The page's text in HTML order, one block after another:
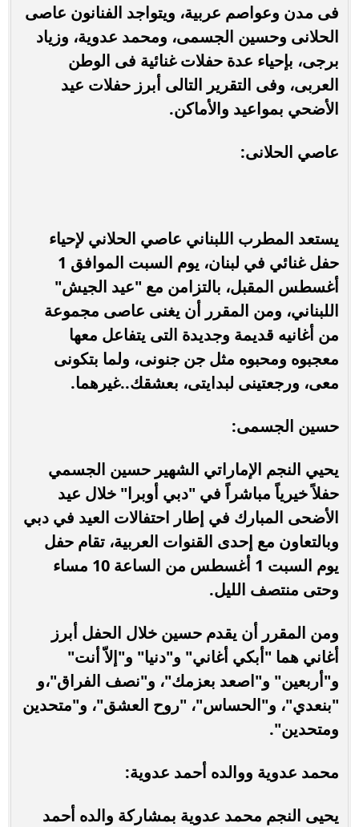
فى مدن وعواصم عربية، ويتواجد الفنانون عاصى
الحلانى وحسين الجسمى، ومحمد عدوية، وزياد
برجى، بإحياء عدة حفلات غنائية فى الوطن
العربى، وفى التقرير التالى أبرز حفلات عيد
الأضحي بمواعيد والأماكن.
عاصي الحلانى:
يستعد المطرب اللبناني عاصي الحلاني لإحياء
حفل غنائي في لبنان، يوم السبت الموافق 1
أغسطس المقبل، بالتزامن مع "عيد الجيش"
اللبناني، ومن المقرر أن يغنى عاصى مجموعة
من أغانيه قديمة وجديدة التى يتفاعل معها
معجبوه ومحبوه مثل جن جنونى، ولما بتكونى
معى، ورجعتينى لبدايتى، بعشقك..غيرهما.
حسين الجسمى:
يحيي النجم الإماراتي الشهير حسين الجسمي
حفلاً خيرياً مباشراً في "دبي أوبرا" خلال عيد
الأضحى المبارك في إطار احتفالات العيد في دبي
وبالتعاون مع إحدى القنوات العربية، تقام حفل
يوم السبت 1 أغسطس من الساعة 10 مساء
وحتى منتصف الليل.
ومن المقرر أن يقدم حسين خلال الحفل أبرز
أغاني هما "أبكي أغاني" و"دنيا" و"إلاّ أنت"
و"أربعين" و"اصعد بعزمك"، و"نصف الفراق"،و
"بنعدي"، و"الحساس"، "روح العشق"، و"متحدين
ومتحدين".
محمد عدوية ووالده أحمد عدوية:
يحيى النجم محمد عدوية بمشاركة والده أحمد